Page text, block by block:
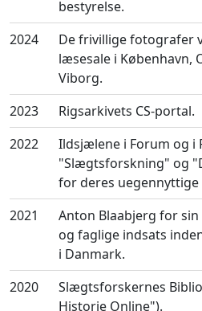
bestyrelse.
2024
De frivillige fotografer
læsesale i København,
Viborg.
2023
Rigsarkivets CS-portal.
2022
Ildsjælene i Forum og i
"Slægtsforskning" og
for deres
2021
Anton Blaabjerg for
og faglige indsats
i Danmark.
2020
Slægtsforskernes
Historie Online").